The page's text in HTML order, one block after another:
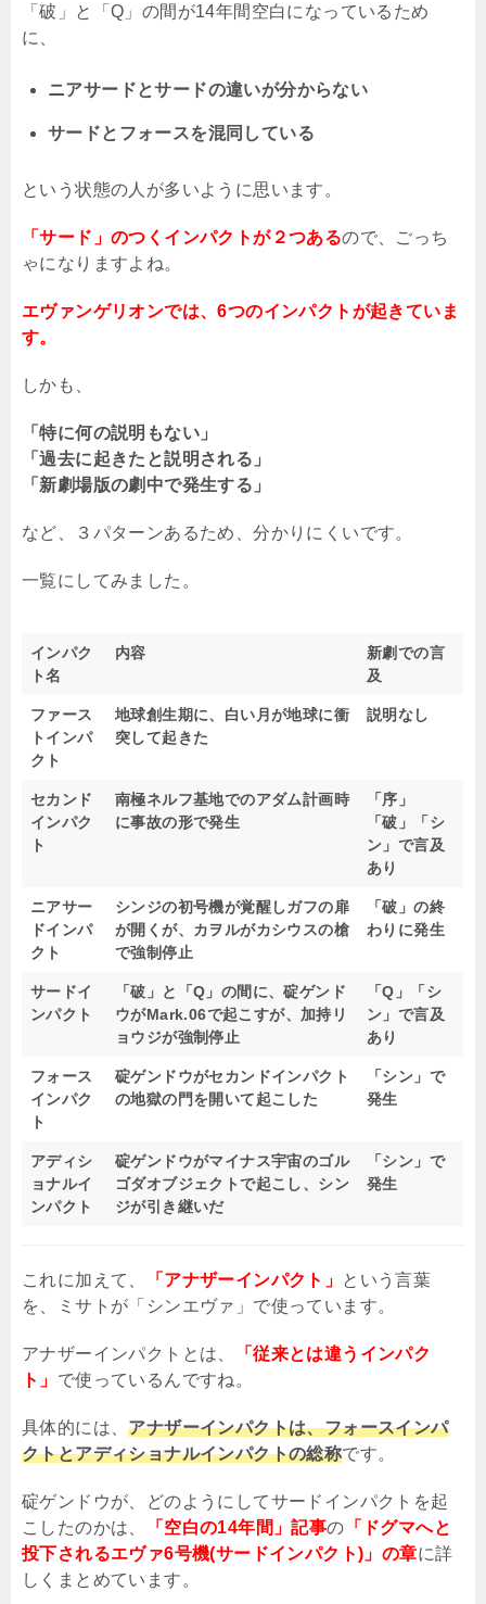
「破」と「 Q 」の間が14年間空白になっているため
に、
ニアサードとサードの違いが分からない
サードとフォースを混同している
という状態の人が多いように思います。
「サード」のつくインパクトが２つあるので、ごっち
ゃになりますよね。
エヴァンゲリオンでは、6つのインパクトが起きていま
す。
しかも、
「特に何の説明もない」
「過去に起きたと説明される」
「新劇場版の劇中で発生する」
など、３パターンあるため、分かりにくいです。
一覧にしてみました。
インパク
ト名
内容
新劇での言
及
ファース
トインパ
クト
地球創生期に、白い月が地球に衝
突して起きた
説明なし
セカンド
インパク
ト
南極ネルフ基地でのアダム計画時
に事故の形で発生
「序」
「破」「シ
ン」で言及
あり
ニアサー
ドインパ
クト
シンジの初号機が覚醒しガフの扉
が開くが、カヲルがカシウスの槍
で強制停止
「破」の終
わりに発生
サードイ
ンパクト
「破」と「Q」の間に、碇ゲンド
ウがMark.06で起こすが、加持リ
ョウジが強制停止
「Q」「シ
ン」で言及
あり
フォース
インパク
ト
碇ゲンドウがセカンドインパクト
の地獄の門を開いて起こした
「シン」で
発生
アディシ
ョナルイ
ンパクト
碇ゲンドウがマイナス宇宙のゴル
ゴダオブジェクトで起こし、シン
ジが引き継いだ
「シン」で
発生
これに加えて、 「アナザーインパクト」 という言葉
を、ミサトが「シンエヴァ」で使っています。
アナザーインパクトとは、
「従来とは違うインパク
ト」 で使っているんですね。
具体的には、アナザーインパクトは、フォースインパ
クトとアディショナルインパクトの総称です。
碇ゲンドウが、どのようにしてサードインパクトを起
こしたのかは、
「空白の14年間」記事の 「ドグマへと
投下されるエヴァ6号機(サードインパクト)」の章に詳
しくまとめています。